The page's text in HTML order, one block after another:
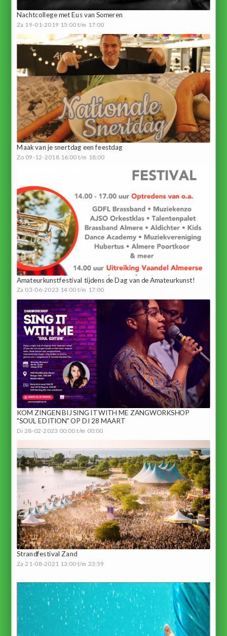
Nachtcollege met Eus van Someren
Za 19-01-2019 15:00 t/m 17:00
Maak van je snertdag een feestdag
Zo 09-12-2018 16:00 t/m 18:00
Amateurkunstfestival tijdens de Dag van de Amateurkunst!
Za 03-06-2023 14:00 t/m 17:00
KOM ZINGEN BIJ SING IT WITH ME ZANGWORKSHOP
"SOUL EDITION" OP DI 28 MAART
Di 28-02-2023 00:00 t/m 00:00
Strandfestival Zand
Za 21-08-2021 13:00 t/m 23:59